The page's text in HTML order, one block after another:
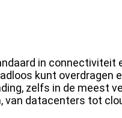
in connectiviteit
kunt
zelfs in de meest
van datacenters tot